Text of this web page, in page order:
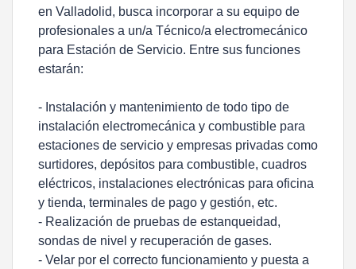
en Valladolid, busca incorporar a su equipo de
profesionales a un/a Técnico/a electromecánico
para Estación de Servicio. Entre sus funciones
estarán:
- Instalación y mantenimiento de todo tipo de
instalación electromecánica y combustible para
estaciones de servicio y empresas privadas como
surtidores, depósitos para combustible, cuadros
eléctricos, instalaciones electrónicas para oficina
y tienda, terminales de pago y gestión, etc.
- Realización de pruebas de estanqueidad,
sondas de nivel y recuperación de gases.
- Velar por el correcto funcionamiento y puesta a